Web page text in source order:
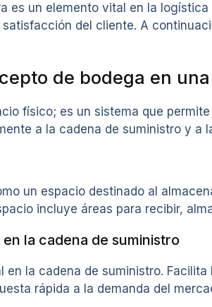
es un elemento vital en la
del cliente. A
de bodega en
físico; es un sistema que
a la cadena de suministro y a
un espacio destinado al
incluye áreas para recibir,
la cadena de suministro
en la cadena de suministro.
rápida a la demanda del